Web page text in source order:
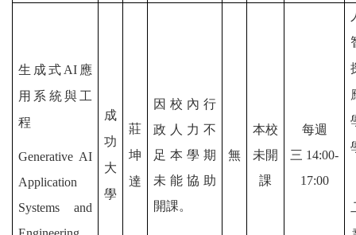
生成式AI應
用系統與工
程
Generative AI
Application
Systems and
成
功
大
學
莊
坤
達
因校內 行
政人力不
足本學期
未能協助
開課。
無
本校
未開
課
每週
三 14:00-
17:00